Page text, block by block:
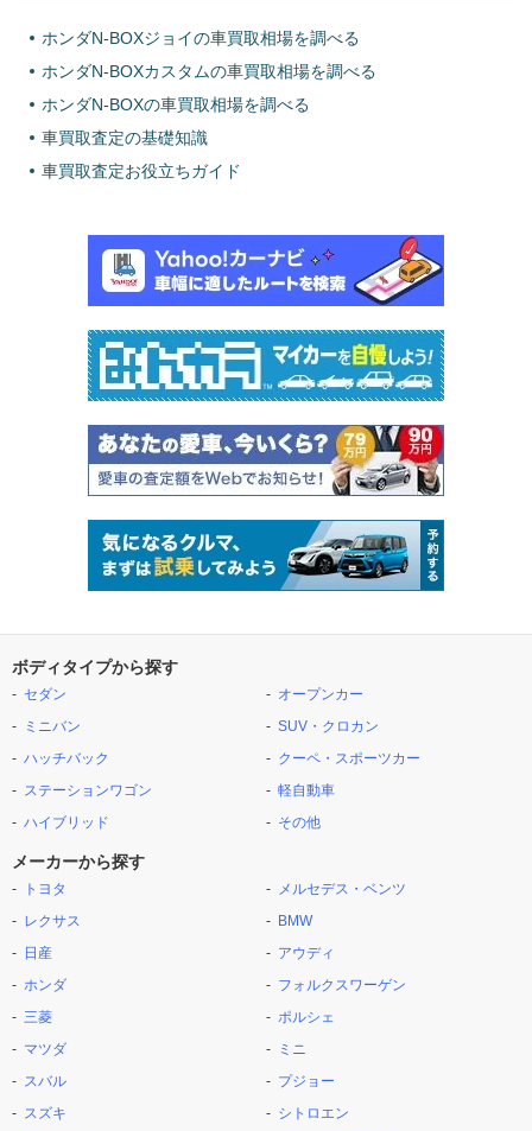
ホンダN-BOXジョイの車買取相場を調べる
ホンダN-BOXカスタムの車買取相場を調べる
ホンダN-BOXの車買取相場を調べる
車買取査定の基礎知識
車買取査定お役立ちガイド
ボディタイプから探す
セダン
ミニバン
ハッチバック
ステーションワゴン
ハイブリッド
オープンカー
SUV・クロカン
クーペ・スポーツカー
軽自動車
その他
メーカーから探す
トヨタ
レクサス
日産
ホンダ
三菱
マツダ
スバル
スズキ
メルセデス・ベンツ
BMW
アウディ
フォルクスワーゲン
ポルシェ
ミニ
プジョー
シトロエン